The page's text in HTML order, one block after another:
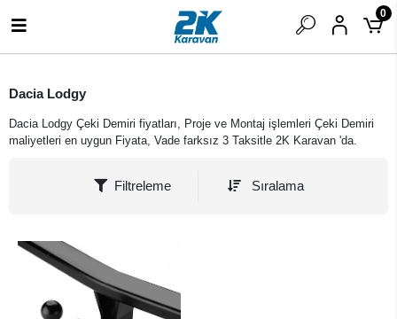
0
Dacia Lodgy
Dacia Lodgy Çeki Demiri fiyatları, Proje ve Montaj işlemleri Çeki Demiri
maliyetleri en uygun Fiyata, Vade farksız 3 Taksitle 2K Karavan 'da.
Filtreleme Sıralama